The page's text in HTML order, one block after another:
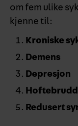
om fem ulike
kjenne til:
Kroniske
Demens
Depresjon
Redusert